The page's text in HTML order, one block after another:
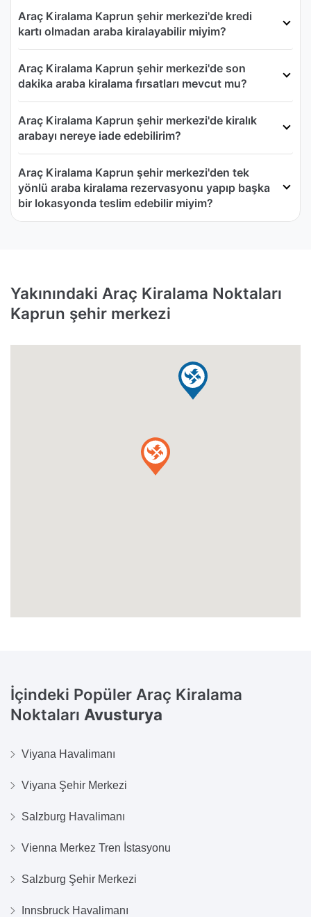
Araç Kiralama Kaprun şehir merkezi'de kredi
kartı olmadan araba kiralayabilir miyim?
Araç Kiralama Kaprun şehir merkezi'de son
dakika araba kiralama fırsatları mevcut mu?
Araç Kiralama Kaprun şehir merkezi'de kiralık
arabayı nereye iade edebilirim?
Araç Kiralama Kaprun şehir merkezi'den tek
yönlü araba kiralama rezervasyonu yapıp başka
bir lokasyonda teslim edebilir miyim?
Yakınındaki Araç Kiralama Noktaları
Kaprun şehir merkezi
İçindeki Popüler Araç Kiralama
Noktaları Avusturya
Viyana Havalimanı
Viyana Şehir Merkezi
Salzburg Havalimanı
Vienna Merkez Tren İstasyonu
Salzburg Şehir Merkezi
Innsbruck Havalimanı